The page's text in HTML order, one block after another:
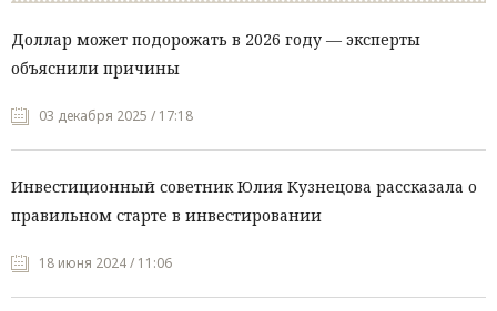
Доллар может подорожать в 2026 году — эксперты
объяснили причины
03 декабря 2025 / 17:18
Инвестиционный советник Юлия Кузнецова рассказала о
правильном старте в инвестировании
18 июня 2024 / 11:06